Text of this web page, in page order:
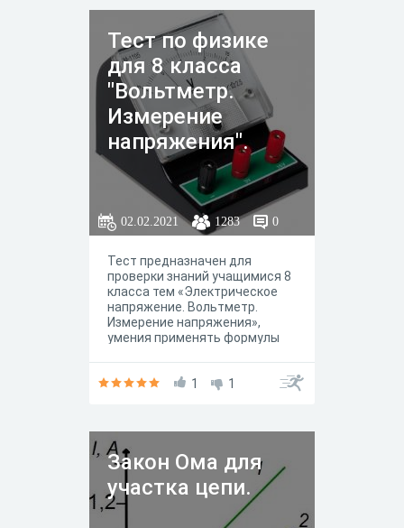
подключения вольтметра и
амперметра в цепь, задания
на проверку направления тока.
разнообразны и формы
заданий: задания с одним
ответом, множественными
ответами, на соответствие,
расчетные задачи разного
уровня сложности.
Тест по физике
для 8 класса
"Вольтметр.
Измерение
напряжения".
02.02.2021 1283 0
Тест предназначен для
проверки знаний учащимися 8
класса тем «Электрическое
напряжение. Вольтметр.
Измерение напряжения»,
умения применять формулы
1
1
Закон Ома для
участка цепи.